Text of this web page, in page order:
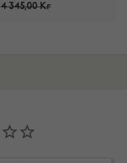
4 345,00 Kr